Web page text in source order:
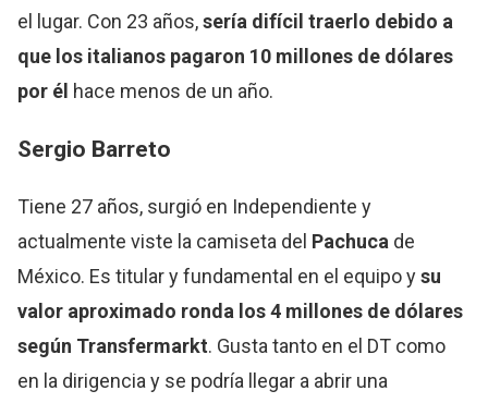
el lugar. Con 23 años,sería difícil traerlo debido a
que los italianos pagaron 10 millones de dólares
por él hace menos de un año.
Sergio Barreto
Tiene 27 años, surgió en Independiente y
actualmente viste la camiseta del Pachuca de
México. Es titular y fundamental en el equipo ysu
valor aproximado ronda los 4 millones de dólares
según Transfermarkt. Gusta tanto en el DT como
en la dirigencia y se podría llegar a abrir una